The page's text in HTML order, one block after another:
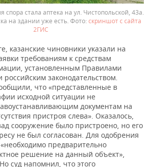
спора стала аптека на ул. Чистопольской, 43а.
на здании уже есть.
скриншот с сайта
2ГИС
казанские чиновники указали на
требованиям к средствам
установленным Правилами
российским законодательством.
что «представленные в
исходной ситуации не
документам на
пристроя слева». Оказалось,
сооружение было пристроено, но его
не был согласован. Для одобрения
предварительно
решение на данный объект»,
суд напомнил, что этого